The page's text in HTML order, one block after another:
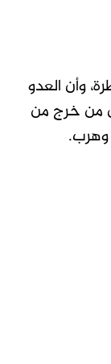
وأن العدو
من خرج من
وهرب.